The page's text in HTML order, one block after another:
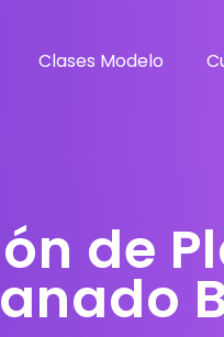
Clases Modelo
de